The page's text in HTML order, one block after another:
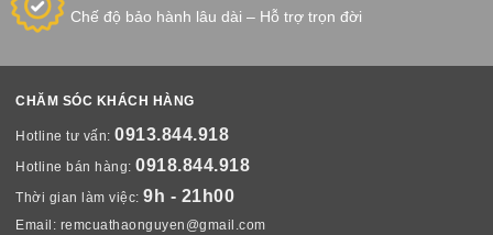
Chế độ bảo hành lâu dài – Hỗ trợ trọn đời
CHĂM SÓC KHÁCH HÀNG
Hotline tư vấn:0913.844.918
Hotline bán hàng:0918.844.918
Thời gian làm việc:9h - 21h00
Email: remcuathaonguyen@gmail.com